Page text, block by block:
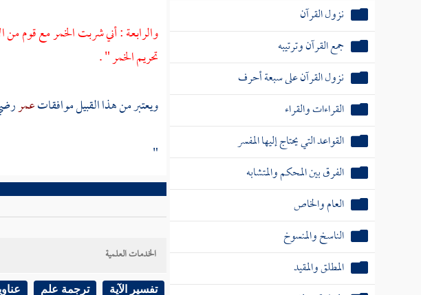
نزول القرآن
جمع القرآن وترتيبه
نزول القرآن على سبعة أحرف
القراءات والقراء
القواعد التي يحتاج إليها المفسر
الفرق بين المحكم والمتشابه
العام والخاص
الناسخ والمنسوخ
المطلق والمقيد
والرابعة : أني شربت الخمر مع قوم
تحريم الخمر " .
ويعتبر من هذا القبيل موافقاتعمر
"
الخدمات العلمية
تفسير الآية ترجمة علم